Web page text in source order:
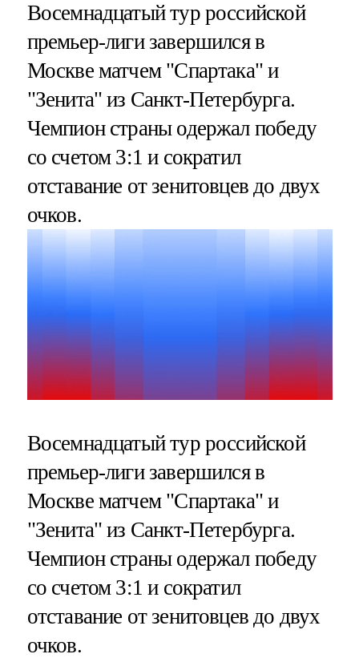
Восемнадцатый тур российской
премьер-лиги завершился в
Москве матчем "Спартака" и
"Зенита" из Санкт-Петербурга.
Чемпион страны одержал победу
со счетом 3:1 и сократил
отставание от зенитовцев до двух
очков.
Восемнадцатый тур российской
премьер-лиги завершился в
Москве матчем "Спартака" и
"Зенита" из Санкт-Петербурга.
Чемпион страны одержал победу
со счетом 3:1 и сократил
отставание от зенитовцев до двух
очков.